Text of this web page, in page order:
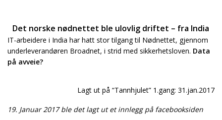
Det norske nødnettet ble ulovlig driftet – fra India
IT-arbeidere i India har hatt stor tilgang til Nødnettet, gjennom
underleverandøren Broadnet, i strid med sikkerhetsloven. Data
på avveie?
Lagt ut på “Tannhjulet” 1.gang: 31.jan.2017
19. Januar 2017 ble det lagt ut et innlegg på facebooksiden